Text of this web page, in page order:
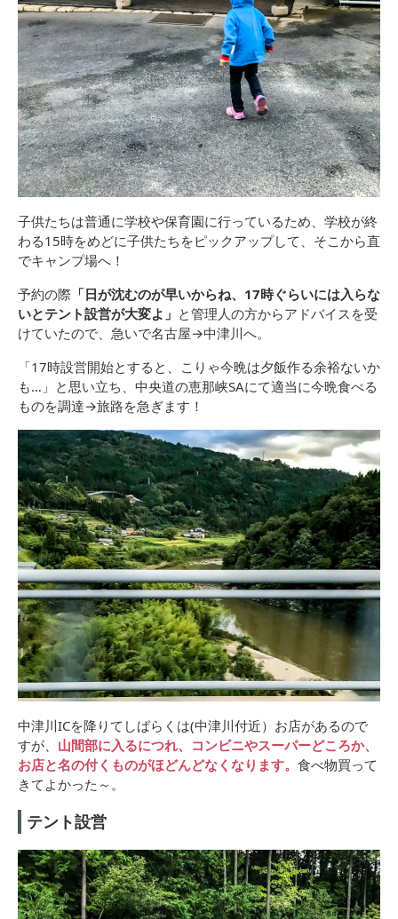
子供たちは普通に学校や保育園に行っているため、学校が終
わる15時をめどに子供たちをピックアップして、そこから直
でキャンプ場へ！
予約の際 「日が沈むのが早いからね、17時ぐらいには入らな
いとテント設営が大変よ」 と管理人の方からアドバイスを受
けていたので、急いで名古屋→中津川へ。
「17時設営開始とすると、こりゃ今晩は夕飯作る余裕ないか
も…」と思い立ち、中央道の恵那峡SAにて適当に今晩食べる
ものを調達→旅路を急ぎます！
中津川ICを降りてしばらくは(中津川付近）お店があるので
すが、 山間部に入るにつれ、コンビニやスーパーどころか、
お店と名の付くものがほどんどなくなります。 食べ物買って
きてよかった～。
テント設営